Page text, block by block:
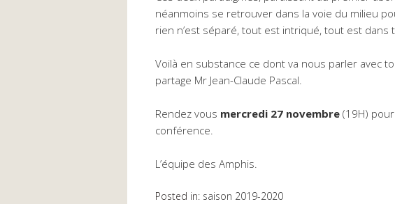
néanmoins se retrouver dans la voie du milieu
rien n’est séparé, tout est intriqué, tout est
Voilà en substance ce dont va nous parler avec
partage Mr Jean-Claude Pascal.
Rendez vous mercredi 27 novembre (19H)
conférence.
L’équipe des Amphis.
Posted in: saison 2019-2020